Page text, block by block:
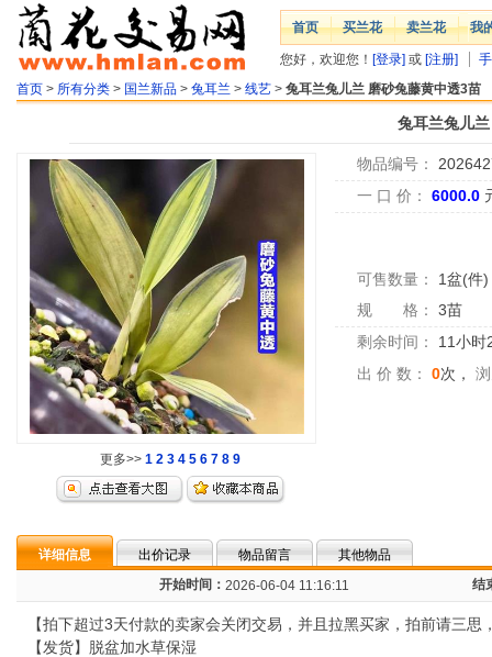
首页 买兰花 卖兰花 我
您好，欢迎您！ [登录] 或 [注册]
首页 > 所有分类 > 国兰新品 > 兔耳兰 > 线艺 > 兔耳兰兔儿兰 磨砂兔藤黄中透3苗
兔耳兰兔儿
更多>> 1 2 3 4 5 6 7 8 9
物品编号：
一 口 价：
6000.0
可售数量： 1盆(件)
规 格：
3苗
剩余时间：
11小时
出 价 数：
0次，
详细信息 出价记录 物品留言
其他物品
开始时间： 2026-06-04 11:16:11 结
【拍下超过3天付款的卖家会关闭交易，并且拉黑买家，拍前请三思
【发货】脱盆加水草保湿